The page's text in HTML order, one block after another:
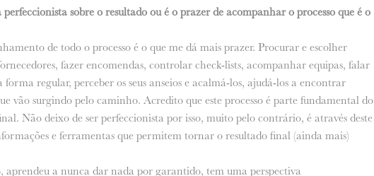
sobre o resultado ou é o prazer de acompanhar o processo que é o
de todo o processo é o que me dá mais prazer. Procurar e escolher
fazer encomendas, controlar check-lists, acompanhar equipas, falar
forma regular, perceber os seus anseios e acalmá-los, ajudá-los a encontrar
vão surgindo pelo caminho. Acredito que este processo é parte fundamental do
Não deixo de ser perfeccionista por isso, muito pelo contrário, é através deste
e ferramentas que permitem tornar o resultado final (ainda mais)
aprendeu a nunca dar nada por garantido, tem uma perspectiva